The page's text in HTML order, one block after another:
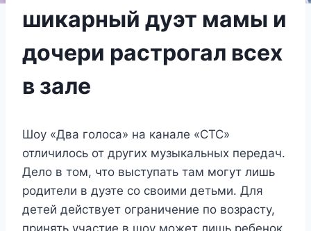
шикарный дуэт мамы и
дочери растрогал всех
в зале
Шоу «Два голоса» на канале «СТС»
отличилось от других музыкальных передач.
Дело в том, что выступать там могут лишь
родители в дуэте со своими детьми. Для
детей действует ограничение по возрасту,
принять участие в шоу может лишь ребенок